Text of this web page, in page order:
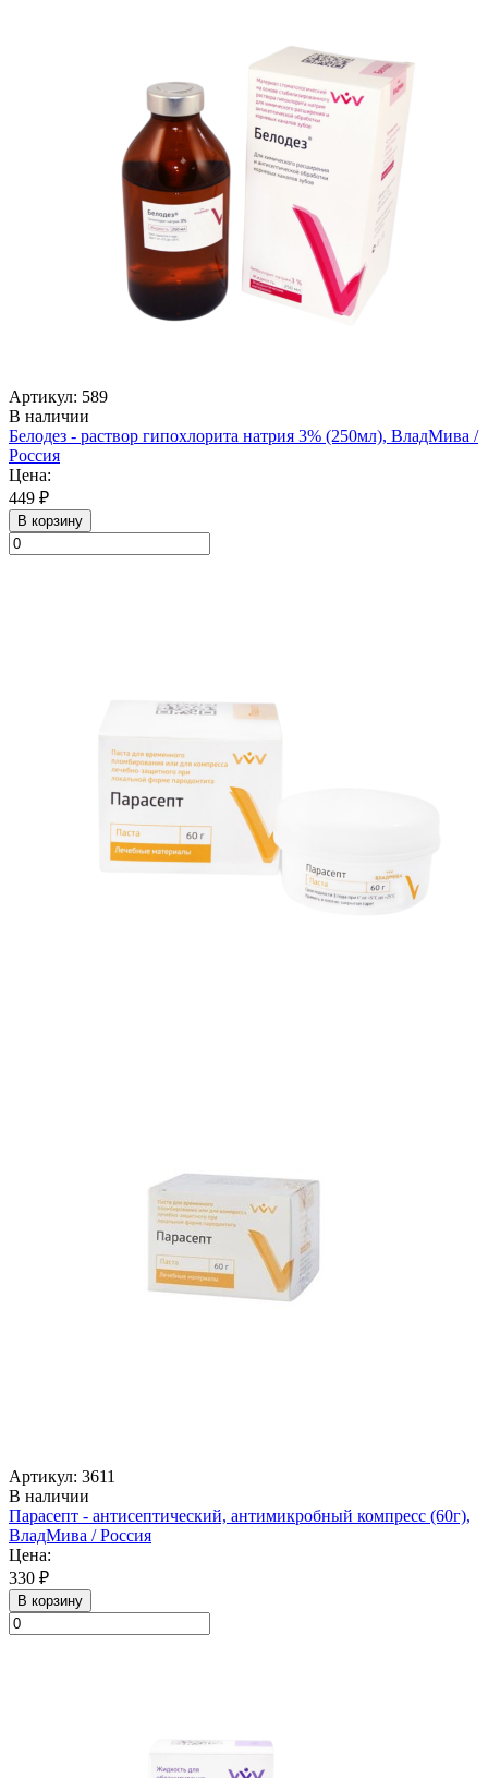
Артикул: 589
В наличии
Белодез - раствор гипохлорита натрия 3% (250мл), ВладМива /
Россия
Цена:
449 ₽
В корзину
Артикул: 3611
В наличии
Парасепт - антисептический, антимикробный компресс (60г),
ВладМива / Россия
Цена:
330 ₽
В корзину